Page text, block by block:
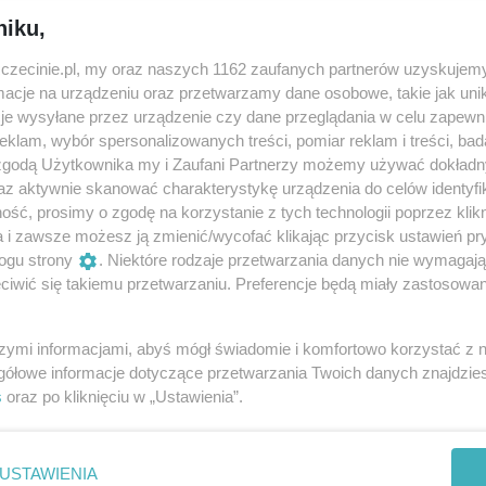
Ziemię i powiedziała jej: „Halo Ziemia!” Jesteś
czasami bywa smutna? Może tak naprawdę wcale nie
jest pewne: Ziemia potrzebuje Twojego przytulenia.
w kosmos, przeżyć nieziemską przygodę i przytulić Ziemię
ze mną w tę teatralną podróż: Kai, Tomkowi, Elizie, a
„Halo Ziemia!”.
i Stasiowi, dla których, tak jak Ziemia dla nas
Ziemi!!!
my oraz naszych 1162 zaufanych partnerów
na urządzeniu oraz przetwarzamy dane osobowe, takie jak
wysyłane przez urządzenie czy dane przeglądania w celu
wybór spersonalizowanych treści, pomiar reklam i treści,
Użytkownika my i Zaufani Partnerzy możemy używać
aktywnie skanować charakterystykę urządzenia do celów
prosimy o zgodę na korzystanie z tych technologii poprzez
i zawsze możesz ją zmienić/wycofać klikając przycisk ustawień
strony
. Niektóre rodzaje przetwarzania danych nie
się takiemu przetwarzaniu. Preferencje będą miały
informacjami, abyś mógł świadomie i komfortowo korzystać z
informacje dotyczące przetwarzania Twoich danych
oraz po kliknięciu w „Ustawienia”.
USTAWIENIA